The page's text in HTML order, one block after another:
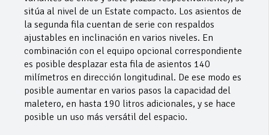
sitúa al nivel de un Estate compacto. Los asientos de
la segunda fila cuentan de serie con respaldos
ajustables en inclinación en varios niveles. En
combinación con el equipo opcional correspondiente
es posible desplazar esta fila de asientos 140
milímetros en dirección longitudinal. De ese modo es
posible aumentar en varios pasos la capacidad del
maletero, en hasta 190 litros adicionales, y se hace
posible un uso más versátil del espacio.